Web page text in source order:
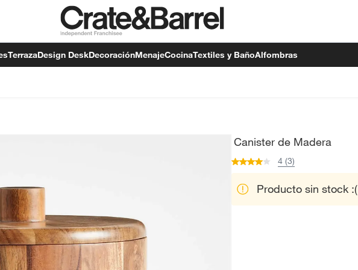
TerrazaDesign DeskDecoraciónMenajeCocinaTextiles y BañoAlfombras
Canister de Madera
4 (3)
Producto sin stock :(